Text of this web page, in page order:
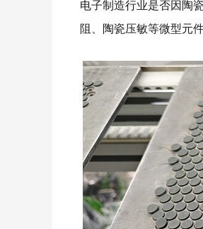
电子制造行业是否因陶
阻、陶瓷压敏等微型元